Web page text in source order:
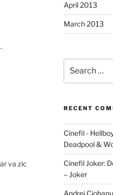
va zic
April 2013
March 2013
for:
RECENT
Cinefil -
Deadpool &
Cinefil Joker:
– Joker